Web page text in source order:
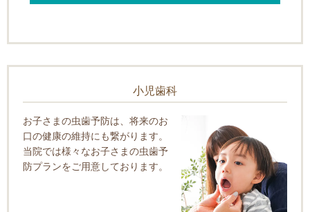
小児歯科
お子さまの虫歯予防は、将来のお
口の健康の維持にも繋がります。
当院では様々なお子さまの虫歯予
防プランをご用意しております。